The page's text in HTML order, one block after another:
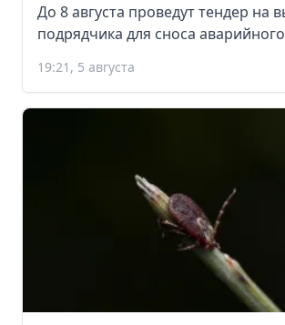
До 8 августа проведут тендер на
подрядчика для сноса
19:21, 5 августа